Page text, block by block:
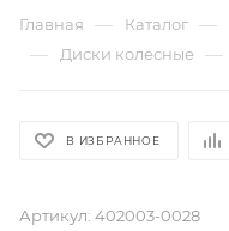
Главная — Каталог —
— Диски колесные —
В ИЗБРАННОЕ
Артикул: 402003-0028